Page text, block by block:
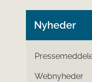
Nyheder
Webnyheder